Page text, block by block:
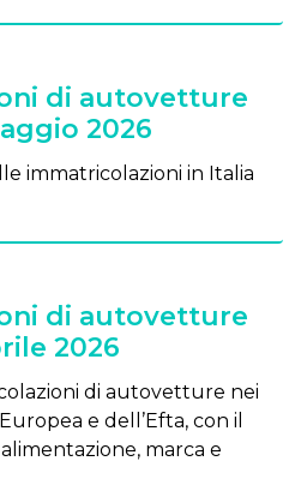
di autovetture
2026
immatricolazioni in Italia
di autovetture
2026
di autovetture nei
e dell’Efta, con il
marca e